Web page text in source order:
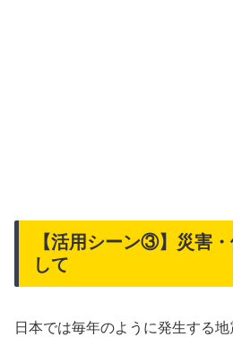
【活用シーン③】災害
して
日本では毎年のように発生する